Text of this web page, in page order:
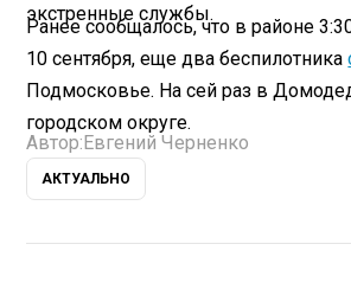
экстренные службы.
Ранее сообщалось, что в районе
10 сентября, еще два беспилотника
Подмосковье. На сей раз в
городском округе.
Автор: Евгений Черненко
АКТУАЛЬНО